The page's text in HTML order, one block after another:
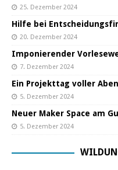
25. Dezember 2024
Hilfe bei
20. Dezember 2024
Imponierender
7. Dezember 2024
Ein Projekttag voller
5. Dezember 2024
Neuer Maker Space am
5. Dezember 2024